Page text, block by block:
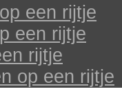
een rijtje
een rijtje
rijtje
op een rijtje